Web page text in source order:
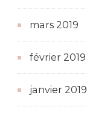
mars 2019
février 2019
janvier 2019